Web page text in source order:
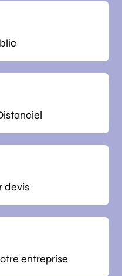
devis
entreprise